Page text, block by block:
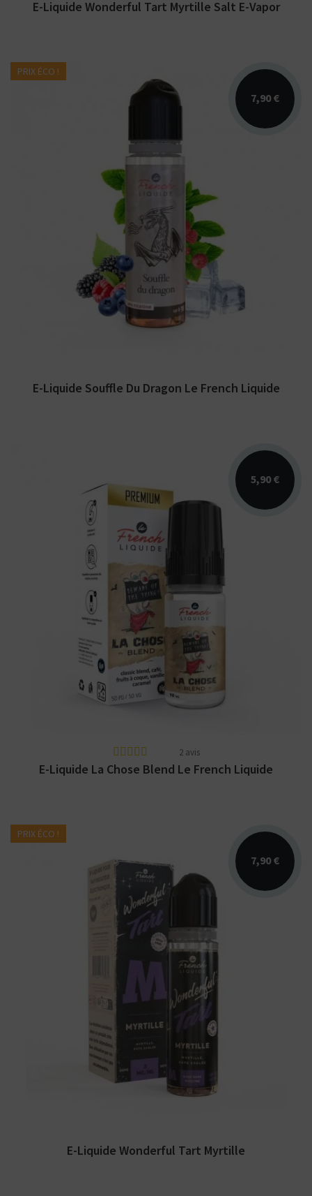
E-Liquide Wonderful Tart Myrtille Salt E-Vapor
PRIX ÉCO !
7,90 €
Arômes : cassis, fruits rouges, menthe
fraiche. E-liquide Le French Liquide par LIPS
E-Liquide Souffle Du Dragon Le French Liquide
5,90 €
Arômes : blond, caramel, vanille, fruits à
coque, café. Disponible en 10ml nicotiné.
2 avis
E-Liquide La Chose Blend Le French Liquide
PRIX ÉCO !
7,90 €
Arômes : tarte à la myrtille. E-liquide
Wonderful Tart. Disponible en 60 ml et 3
mg/ml. Booster...
E-Liquide Wonderful Tart Myrtille